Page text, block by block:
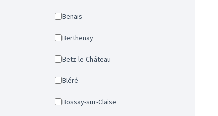
Benais
Berthenay
Betz-le-Château
Bléré
Bossay-sur-Claise